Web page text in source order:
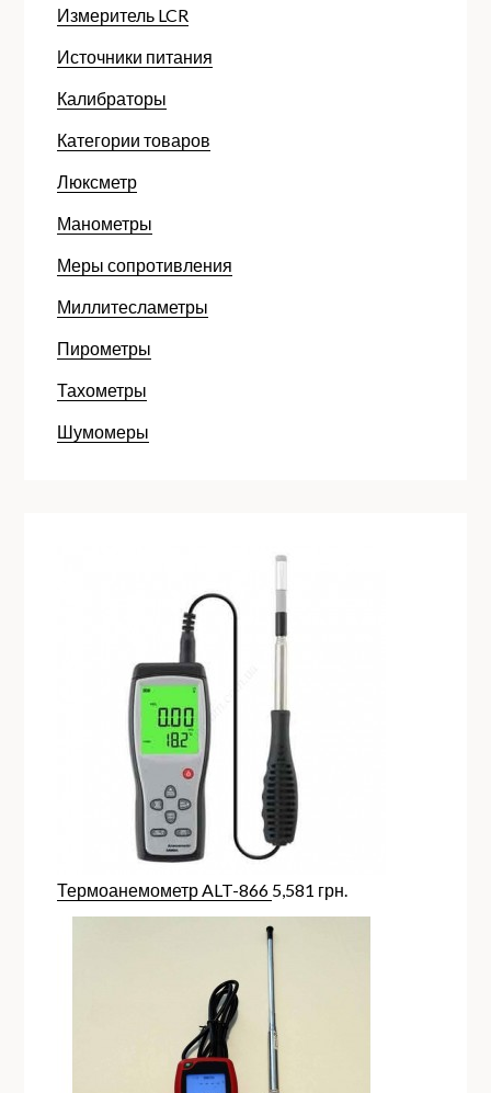
Измеритель LCR
Источники питания
Калибраторы
Категории товаров
Люксметр
Манометры
Меры сопротивления
Миллитесламетры
Пирометры
Тахометры
Шумомеры
Термоанемометр ALT-866 5,581 грн.